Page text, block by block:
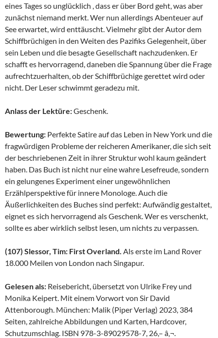
eines Tages so unglücklich , dass er über Bord geht, was aber
zunächst niemand merkt. Wer nun allerdings Abenteuer auf
See erwartet, wird enttäuscht. Vielmehr gibt der Autor dem
Schiffbrüchigen in den Weiten des Pazifiks Gelegenheit, über
sein Leben und die besagte Gesellschaft nachzudenken. Er
schafft es hervorragend, daneben die Spannung über die Frage
aufrechtzuerhalten, ob der Schiffbrüchige gerettet wird oder
nicht. Der Leser schwimmt geradezu mit.
Anlass der Lektüre:Geschenk.
Bewertung: Perfekte Satire auf das Leben in New York und die
fragwürdigen Probleme der reicheren Amerikaner, die sich seit
der beschriebenen Zeit in ihrer Struktur wohl kaum geändert
haben. Das Buch ist nicht nur eine wahre Lesefreude, sondern
ein gelungenes Experiment einer ungewöhnlichen
Erzählperspektive für innere Monologe. Auch die
Äußerlichkeiten des Buches sind perfekt: Aufwändig gestaltet,
eignet es sich hervorragend als Geschenk. Wer es verschenkt,
sollte es aber wirklich selbst lesen, um nichts zu verpassen.
(107) Slessor, Tim: First Overland. Als erste im Land Rover
18.000 Meilen von London nach Singapur.
Gelesen als: Reisebericht, übersetzt von Ulrike Frey und
Monika Keipert. Mit einem Vorwort von Sir David
Attenborough. München: Malik (Piper Verlag) 2023, 384
Seiten, zahlreiche Abbildungen und Karten, Hardcover,
Schutzumschlag. ISBN 978-3-89029578-7, 26,– â‚¬.